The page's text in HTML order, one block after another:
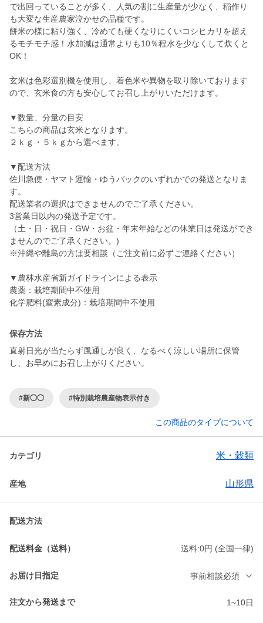
で出回っていることが多く、人気の割に生産量が少なく、稲作り
も大変な生産農家泣かせの品種です。
餅米の様に粘り強く、冷めても硬くなりにくいコシヒカリを超え
るモチモチ感！水加減は通常よりも10％程水を少なくして炊くと
OK！
玄米は色彩選別機を使用し、着色米や異物を取り除いております
ので、玄米食の方も安心してお召し上がりいただけます。
▼数量、分量の目安
こちらの商品は玄米となります。
２ｋｇ・５ｋｇから選べます。
▼配送方法
佐川急便・ヤマト運輸・ゆうパックのいずれかでの発送となりま
す。
配送業者の選択はできませんのでご了承ください。
3営業日以内の発送予定です。
（土・日・祝日・GW・お盆・年末年始などの休業日は発送ができ
ませんのでご了承ください。)
※沖縄や離島の方は要相談（ご注文前に必ずご連絡ください）
▼農林水産省新ガイドラインによる表示
農薬：栽培期間中不使用
化学肥料(窒素成分)：栽培期間中不使用
保存方法
直射日光が当たらず風通しが良く、なるべく涼しい場所に保管
し、お早めにお召し上がりください。
#新◯◯ #特別栽培農産物表示付き
この商品のタイプについて
カテゴリ 米・穀類
産地 山形県
配送方法
配送料金（送料） 送料:0円 (全国一律)
お届け日指定 事前相談必須
注文から発送まで 1~10日